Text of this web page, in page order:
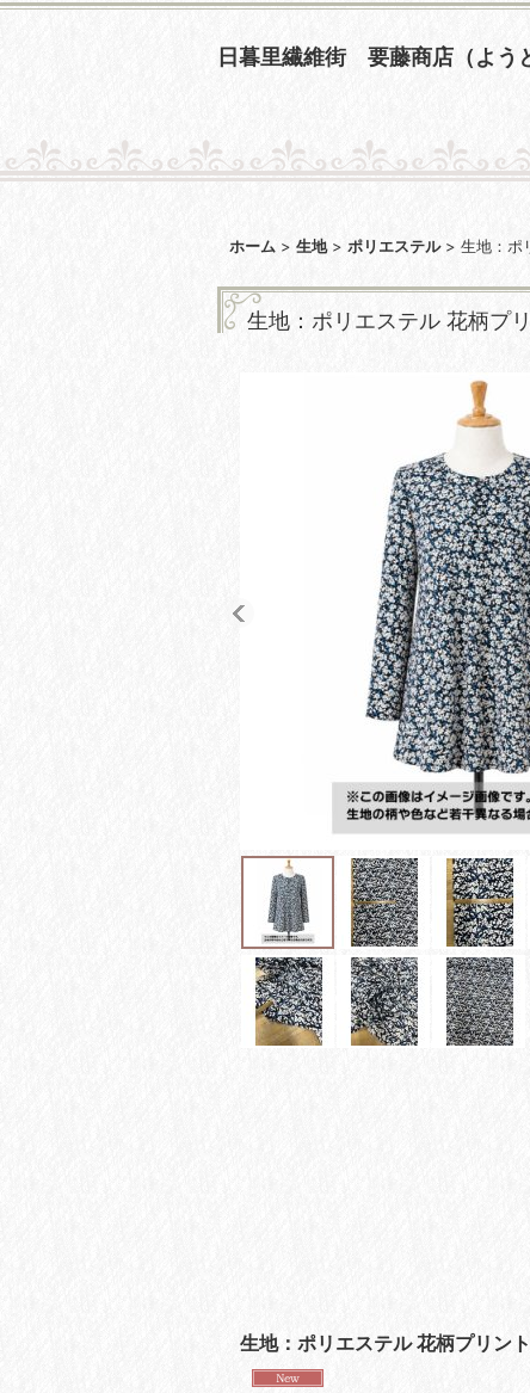
日暮里繊維街 要藤商店（よう
ホーム > 生地 > ポリエステル > 生地：ポ
生地：ポリエステル 花柄プ
生地：ポリエステル 花柄プリント